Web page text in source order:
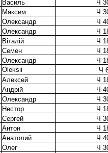
Василь
Ч
Максим
Ч
Олександр
Ч
Олександр
Ч
Віталій
Ч
Семен
Ч
Олександр
Ч
Oleksii
Ч
Алексей
Ч
Андрій
Ч
Олександр
Ч
Нестор
Ч
Сергей
Ч
Антон
Ч
Анатолий
Ч
Олег
Ч